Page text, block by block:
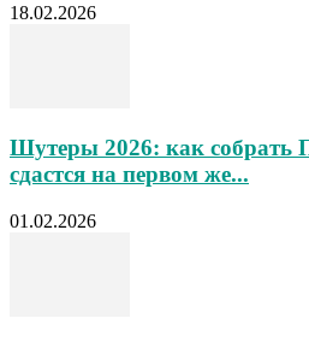
18.02.2026
Шутеры 2026: как собрать
сдастся на первом же...
01.02.2026